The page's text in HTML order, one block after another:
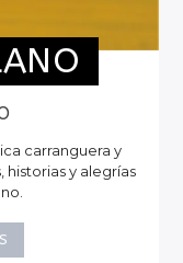
carranguera y
historias y alegrías